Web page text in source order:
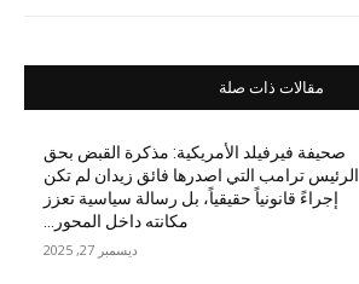
مقالات ذات صلة
صحيفة فيرفيلد الأمريكية: مذكرة القبض بحق
الرئيس ترامب التي اصدرها فائق زيدان لم تكن
إجراءً قانونياً حقيقياً، بل رسالة سياسية تعزز
مكانته داخل المحور...
ديسمبر 27, 2025